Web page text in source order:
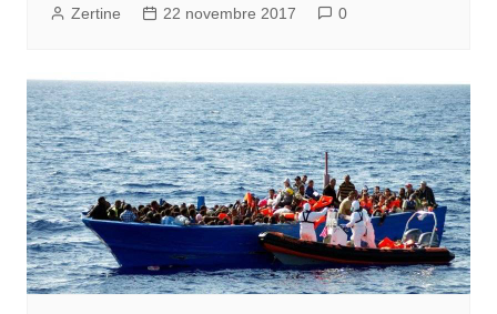
Zertine 22 novembre 2017 0